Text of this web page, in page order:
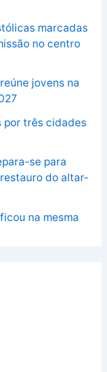
marcadas
no centro
jovens na
por três cidades
se para
do altar-
na mesma